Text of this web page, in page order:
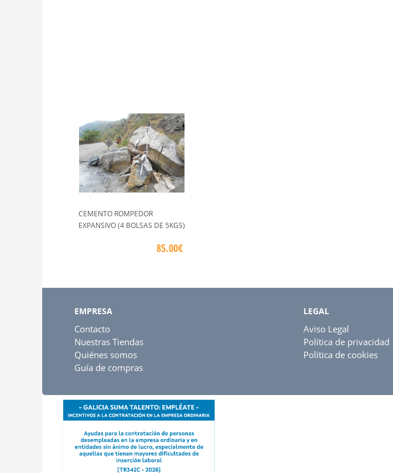
CEMENTO ROMPEDOR
EXPANSIVO (4 BOLSAS DE 5KGS)
85.00€
EMPRESA
Contacto
Nuestras Tiendas
Quiénes somos
Guía de compras
LEGAL
Aviso Legal
Política de privacidad
Política de cookies